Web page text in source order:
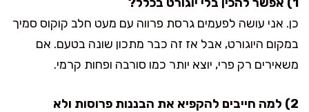
כן. אני עושה לפעמים גרסת פרווה עם מעט חלב קוקוס סמיך
במקום היוגורט, אבל אז זה כבר מתכון שונה בטעם. אם
משאירים רק פרי, יוצא יותר כמו סורבה ופחות קרמי.
2) למה חייבים להקפיא את הבננות פרוסות ולא